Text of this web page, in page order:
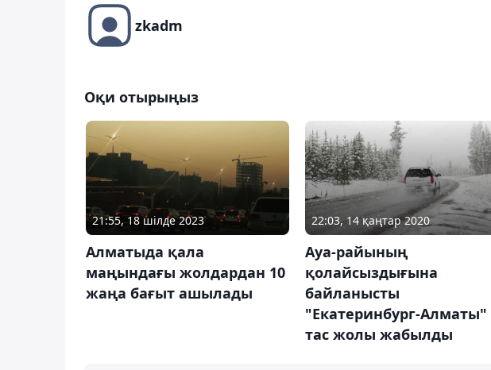
zkadm
Оқи отырыңыз
21:55, 18 шілде 2023
Алматыда қала
маңындағы жолдардан 10
жаңа бағыт ашылады
22:03, 14 қаңтар 2020
Ауа-райының
қолайсыздығына
байланысты
"Екатеринбург-Алматы"
тас жолы жабылды